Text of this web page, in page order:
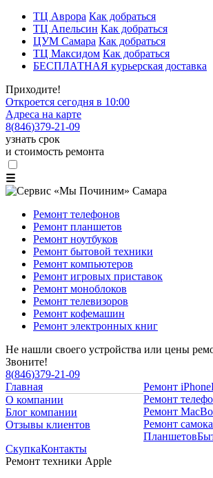
ТЦ Аврора Как добраться
ТЦ Апельсин Как добраться
ЦУМ Самара Как добраться
ТЦ Максидом Как добраться
БЕСПЛАТНАЯ курьерская доставка
Приходите!
Откроется сегодня в 10:00
Адреса на карте
8(846)379-21-09
узнать срок
и стоимость ремонта
☰
Ремонт телефонов
Ремонт планшетов
Ремонт ноутбуков
Ремонт бытовой техники
Ремонт компьютеров
Ремонт игровых приставок
Ремонт моноблоков
Ремонт телевизоров
Ремонт кофемашин
Ремонт электронных книг
Не нашли своего устройства или цены
Звоните!
8(846)379-21-09
Главная
О компании
Блог компании
Отзывы клиентов
Ремонт iPhone
Ремонт
Ремонт
Ремонт
Планшетов
СкупкаКонтакты
Ремонт техники Apple